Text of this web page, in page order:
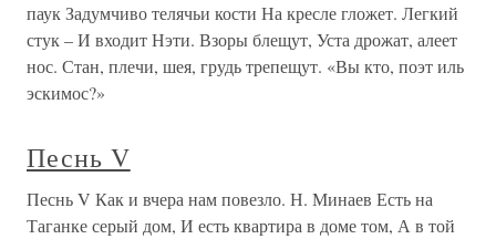
паук Задумчиво телячьи кости На кресле гложет. Легкий
стук – И входит Нэти. Взоры блещут, Уста дрожат, алеет
нос. Стан, плечи, шея, грудь трепещут. «Вы кто, поэт иль
эскимос?»
Песнь V
Песнь V Как и вчера нам повезло. Н. Минаев Есть на
Таганке серый дом, И есть квартира в доме том, А в той